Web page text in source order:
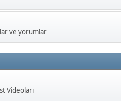
ve yorumlar
Videoları